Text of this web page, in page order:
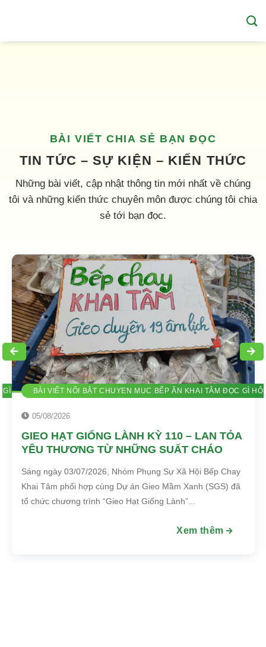
BÀI VIẾT CHIA SẺ BẠN ĐỌC
TIN TỨC – SỰ KIỆN – KIẾN THỨC
Những bài viết, cập nhật thông tin mới nhất về chúng
tôi và những kiến thức chuyên môn được chúng tôi chia
sẻ tới bạn đọc.
HÔM NAY GIEO HẠT THIỆN LÀNH TIN TỨC TÔN VINH THÀNH VIÊN
BÀI VIẾT NỔI BẬT CHUYEN MUC BẾP ĂN KHAI TÂM ĐỌC GÌ
GIEO HẠT GIỐNG LÀNH KỲ 110 – LAN TỎA
YÊU THƯƠNG TỪ NHỮNG SUẤT CHÁO
05/08/2026
Sáng ngày 03/07/2026, Nhóm Phụng Sự Xã Hội Bếp Chay
Khai Tâm phối hợp cùng Dự án Gieo Mầm Xanh (SGS) đã
tổ chức chương trình “Gieo Hạt Giống Lành”...
Xem thêm